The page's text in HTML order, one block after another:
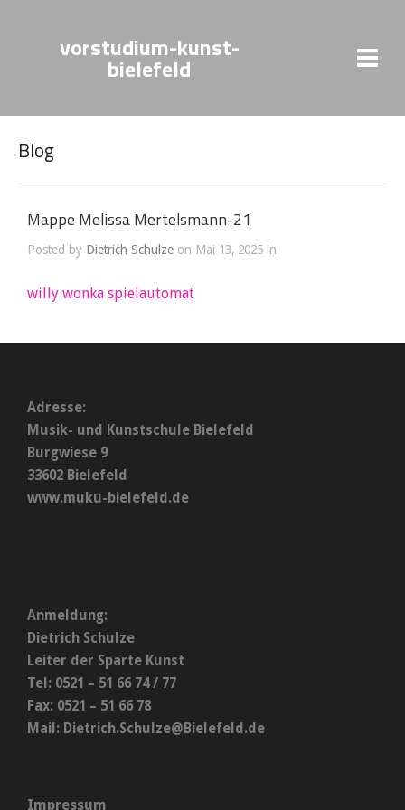
vorstudium-kunst-
bielefeld
Blog
Mappe Melissa Mertelsmann-21
Posted by Dietrich Schulze on Mai 13, 2025 in
willy wonka spielautomat
Adresse:
Musik- und Kunstschule Bielefeld
Burgwiese 9
33602 Bielefeld
www.muku-bielefeld.de
Anmeldung:
Dietrich Schulze
Leiter der Sparte Kunst
Tel: 0521 – 51 66 74 / 77
Fax: 0521 – 51 66 78
Mail: Dietrich.Schulze@Bielefeld.de
Impressum